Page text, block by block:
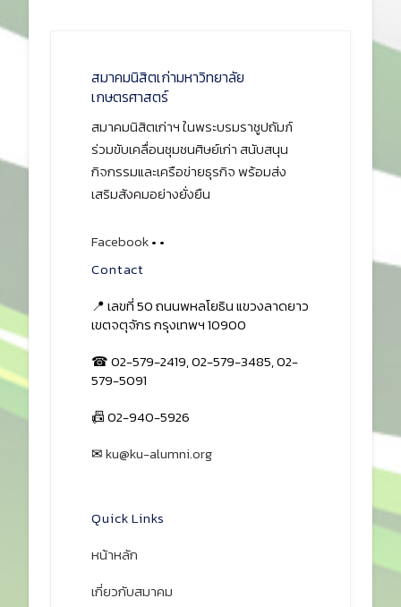
สมาคมนิสิตเก่ามหาวิทยาลัย
เกษตรศาสตร์
สมาคมนิสิตเก่าฯ ในพระบรมราชูปถัมภ์
ร่วมขับเคลื่อนชุมชนศิษย์เก่า สนับสนุน
กิจกรรมและเครือข่ายธุรกิจ พร้อมส่ง
เสริมสังคมอย่างยั่งยืน
Facebook• •
Contact
📍 เลขที่ 50 ถนนพหลโยธิน แขวงลาดยาว
เขตจตุจักร กรุงเทพฯ 10900
☎ 02-579-2419, 02-579-3485, 02-
579-5091
📠 02-940-5926
✉ku@ku-alumni.org
Quick Links
หน้าหลัก
เกี่ยวกับสมาคม